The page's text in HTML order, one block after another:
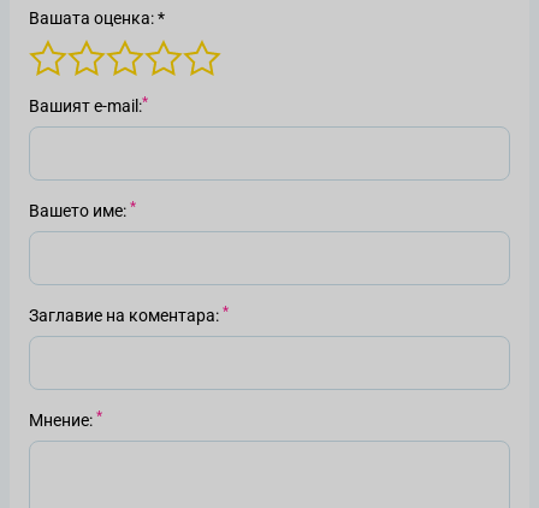
Вашата оценка: *
Вашият е-mail
Вашето име
Заглавие на коментара
Мнение